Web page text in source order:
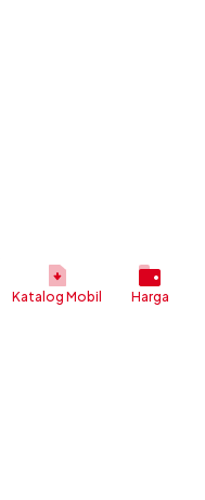
Katalog Mobil Harga